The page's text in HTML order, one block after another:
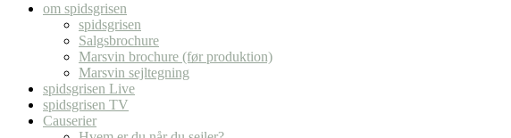
om spidsgrisen
spidsgrisen
Salgsbrochure
Marsvin brochure (før produktion)
Marsvin sejltegning
spidsgrisen Live
spidsgrisen TV
Causerier